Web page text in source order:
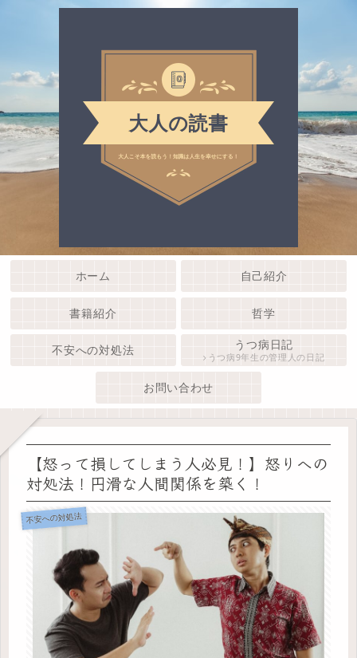
ホーム 自己紹介
書籍紹介 哲学
不安への対処法 うつ病日記
うつ病9年生の管理人の日記
お問い合わせ
【怒って損してしまう人必見！】怒りへの
対処法！円滑な人間関係を築く！
不安への対処法